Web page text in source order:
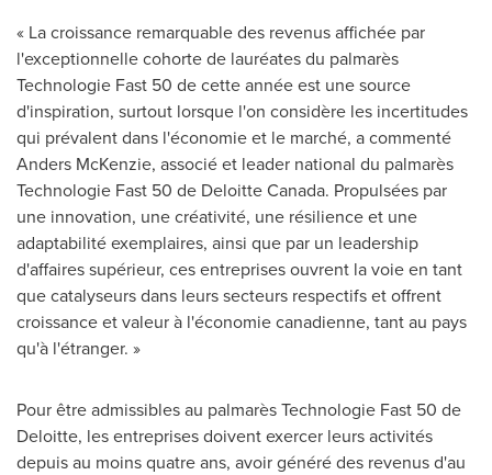
« La croissance remarquable des revenus affichée par
l'exceptionnelle cohorte de lauréates du palmarès
Technologie Fast 50 de cette année est une source
d'inspiration, surtout lorsque l'on considère les incertitudes
qui prévalent dans l'économie et le marché, a commenté
Anders McKenzie, associé et leader national du palmarès
Technologie Fast 50 de Deloitte Canada. Propulsées par
une innovation, une créativité, une résilience et une
adaptabilité exemplaires, ainsi que par un leadership
d'affaires supérieur, ces entreprises ouvrent la voie en tant
que catalyseurs dans leurs secteurs respectifs et offrent
croissance et valeur à l'économie canadienne, tant au pays
qu'à l'étranger. »
Pour être admissibles au palmarès Technologie Fast 50 de
Deloitte, les entreprises doivent exercer leurs activités
depuis au moins quatre ans, avoir généré des revenus d'au